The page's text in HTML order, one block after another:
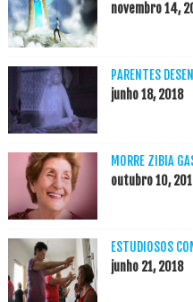
novembro 14,
PARENTES
junho 18, 2018
MORRE ZIBIA
outubro 10,
ESTUDIOSOS
junho 21, 2018